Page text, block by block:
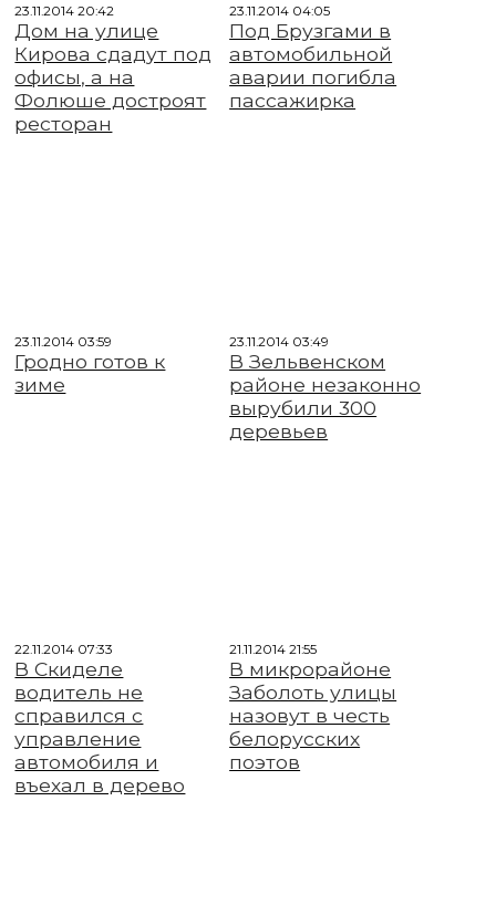
23.11.2014 20:42
Дом на улице
Кирова сдадут под
офисы, а на
Фолюше достроят
ресторан
23.11.2014 04:05
Под Брузгами в
автомобильной
аварии погибла
пассажирка
23.11.2014 03:59
Гродно готов к
зиме
23.11.2014 03:49
В Зельвенском
районе незаконно
вырубили 300
деревьев
22.11.2014 07:33
В Скиделе
водитель не
справился с
управление
автомобиля и
въехал в дерево
21.11.2014 21:55
В микрорайоне
Заболоть улицы
назовут в честь
белорусских
поэтов